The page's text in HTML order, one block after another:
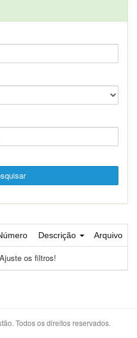
Descrição Arquivo
os filtros!
Todos os direitos reservados.